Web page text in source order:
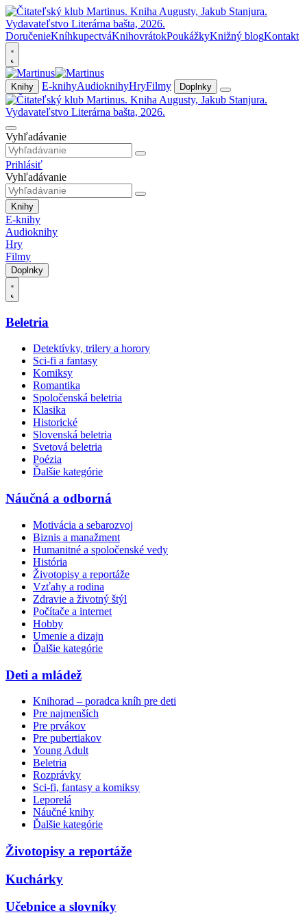
DoručenieKníhkupectváKnihovrátokPoukážkyKnižný blogKontakt
Knihy E-knihyAudioknihyHryFilmy Doplnky
Vyhľadávanie
Prihlásiť
Vyhľadávanie
Knihy
E-knihy
Audioknihy
Hry
Filmy
Doplnky
Beletria
Detektívky, trilery a horory
Sci-fi a fantasy
Komiksy
Romantika
Spoločenská beletria
Klasika
Historické
Slovenská beletria
Svetová beletria
Poézia
Ďalšie kategórie
Náučná a odborná
Motivácia a sebarozvoj
Biznis a manažment
Humanitné a spoločenské vedy
História
Životopisy a reportáže
Vzťahy a rodina
Zdravie a životný štýl
Počítače a internet
Hobby
Umenie a dizajn
Ďalšie kategórie
Deti a mládež
Knihorad – poradca kníh pre deti
Pre najmenších
Pre prvákov
Pre pubertiakov
Young Adult
Beletria
Rozprávky
Sci-fi, fantasy a komiksy
Leporelá
Náučné knihy
Ďalšie kategórie
Životopisy a reportáže
Kuchárky
Učebnice a slovníky